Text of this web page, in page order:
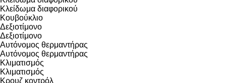
Κλείδωμα διαφορικού
Κουβούκλιο
Δεξιοτίμονο
Δεξιοτίμονο
Αυτόνομος θερμαντήρας
Αυτόνομος θερμαντήρας
Κλιματισμός
Κλιματισμός
Κρουζ κοντρόλ